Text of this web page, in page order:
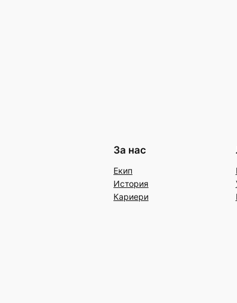
За нас
Екип
История
Кариери